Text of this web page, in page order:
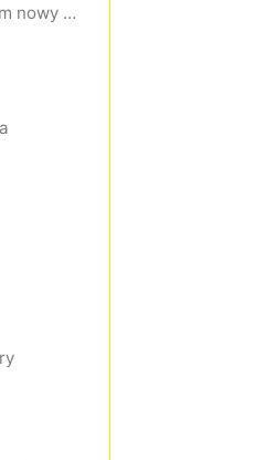
Spider-Man. Całkiem nowy dzień